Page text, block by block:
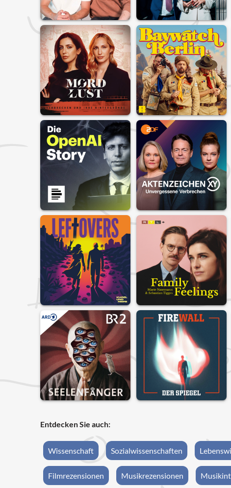
Entdecken Sie auch:
Wissenschaft Sozialwissenschaften
Filmrezensionen Musikrezensionen